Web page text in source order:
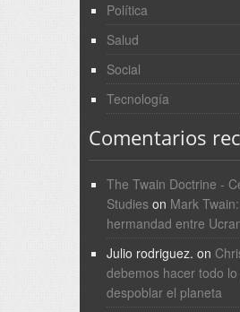
Política
Salud
Social
Tecnología
Comentarios
The Twain Doctrine -
Studieson Mark
hermandad entre
Julio rodriguez. on
debemos hacer todo
despoblar el planeta